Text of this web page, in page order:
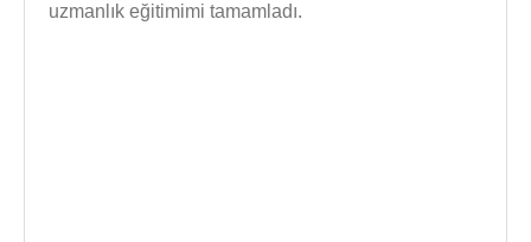
uzmanlık eğitimimi tamamladı.